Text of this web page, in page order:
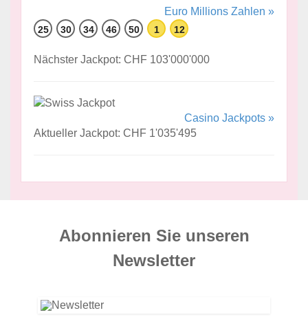
Euro Millions Zahlen »
25 30 34 46 50 1 12
Nächster Jackpot: CHF 103'000'000
Casino Jackpots »
Aktueller Jackpot: CHF 1'035'495
Abonnieren Sie unseren
News­letter